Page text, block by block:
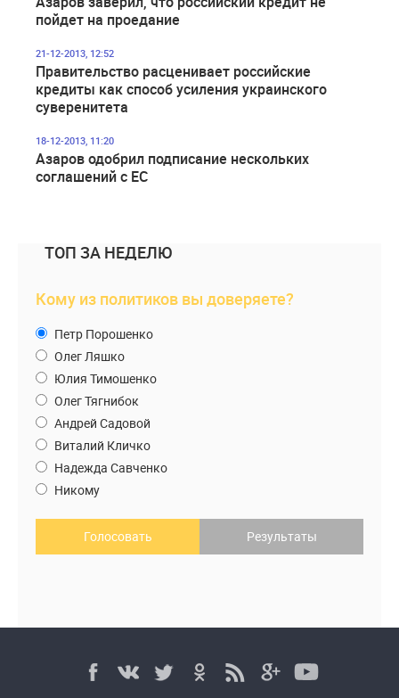
пойдет на проедание
21-12-2013, 12:52
Правительство расценивает российские
кредиты как способ усиления украинского
суверенитета
18-12-2013, 11:20
Азаров одобрил подписание нескольких
соглашений с ЕС
ТОП ЗА НЕДЕЛЮ
Кому из политиков вы доверяете?
Петр Порошенко
Олег Ляшко
Юлия Тимошенко
Олег Тягнибок
Андрей Садовой
Виталий Кличко
Надежда Савченко
Никому
Голосовать Результаты